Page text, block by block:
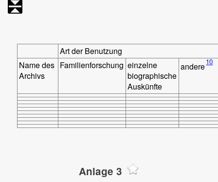
Art der Benutzung
Name des
Archivs
Familienforschung einzelne
biographische
Auskünfte
andere10
Anlage 3